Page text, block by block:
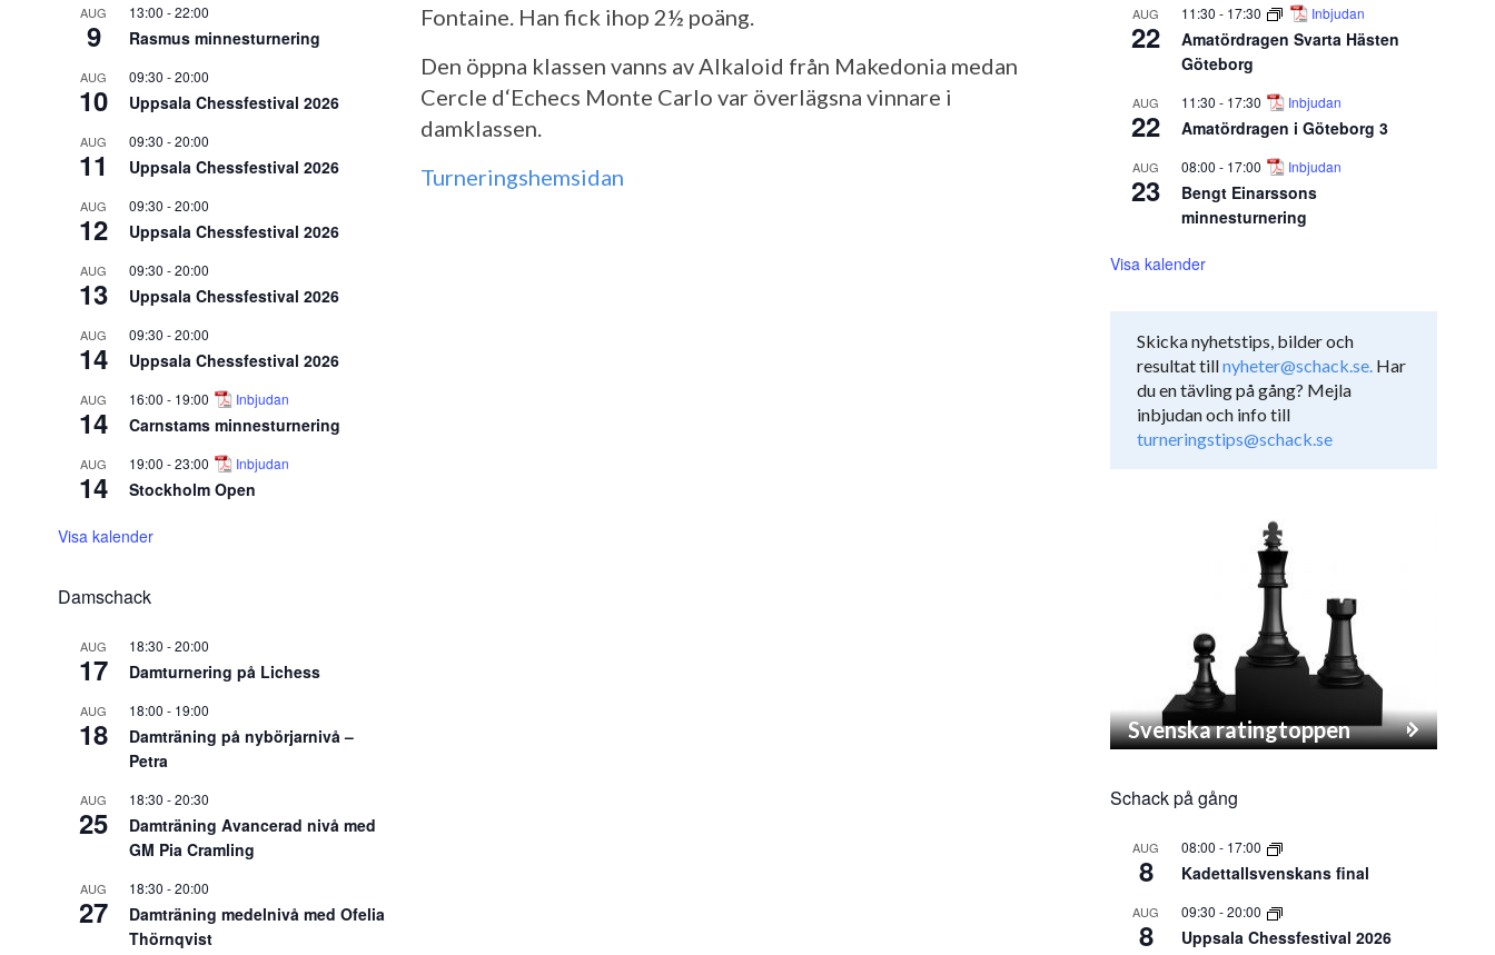
AUG
9
13:00 -22:00
Rasmus minnesturnering
AUG
10
09:30 -20:00
Uppsala Chessfestival 2026
AUG
11
09:30 -20:00
Uppsala Chessfestival 2026
AUG
12
09:30 -20:00
Uppsala Chessfestival 2026
AUG
13
09:30 -20:00
Uppsala Chessfestival 2026
AUG
14
09:30 -20:00
Uppsala Chessfestival 2026
AUG
14
16:00 - 19:00 Inbjudan
Carnstams minnesturnering
AUG
14
19:00 -23:00 Inbjudan
Stockholm Open
Visa kalender
Damschack
AUG
17
18:30 -20:00
Damturnering på Lichess
AUG
18
18:00 - 19:00
Damträning på nybörjarnivå –
Petra
AUG
25
18:30 -20:30
Damträning Avancerad nivå med
GM Pia Cramling
AUG
27
18:30 -20:00
Damträning medelnivå med Ofelia
Thörnqvist
Fontaine. Han fick ihop 2½ poäng.
Den öppna klassen vanns av Alkaloid från Makedonia medan
Cercle d‘Echecs Monte Carlo var överlägsna vinnare i
damklassen.
Turneringshemsidan
AUG
22
11:30 - 17:30 Inbjudan
Amatördragen Svarta Hästen
Göteborg
AUG
22
11:30 - 17:30 Inbjudan
Amatördragen i Göteborg 3
AUG
23
08:00 - 17:00 Inbjudan
Bengt Einarssons
minnesturnering
Visa kalender
Skicka nyhetstips, bilder och
resultat tillnyheter@schack.se. Har
du en tävling på gång? Mejla
inbjudan och info till
turneringstips@schack.se
Svenska ratingtoppen
Schack på gång
AUG
8
08:00 - 17:00
Kadettallsvenskans final
AUG
8
09:30 -20:00
Uppsala Chessfestival 2026